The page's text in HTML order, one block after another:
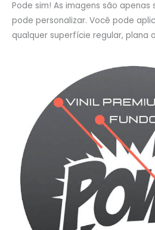
Pode sim! As imagens são
pode personalizar. Você pode
qualquer superfície regular, plana